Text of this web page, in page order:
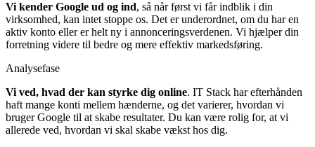
Vi kender Google ud og ind, så når først vi får indblik i din
virksomhed, kan intet stoppe os. Det er underordnet, om du har en
aktiv konto eller er helt ny i annonceringsverdenen. Vi hjælper din
forretning videre til bedre og mere effektiv markedsføring.
Analysefase
Vi ved, hvad der kan styrke dig online. IT Stack har efterhånden
haft mange konti mellem hænderne, og det varierer, hvordan vi
bruger Google til at skabe resultater. Du kan være rolig for, at vi
allerede ved, hvordan vi skal skabe vækst hos dig.